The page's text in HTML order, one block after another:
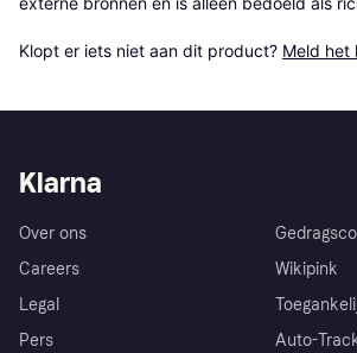
Klopt er iets niet aan dit product? Meld het
Klarna
Over ons
Careers
Legal
Pers
Wikipink
Auto-